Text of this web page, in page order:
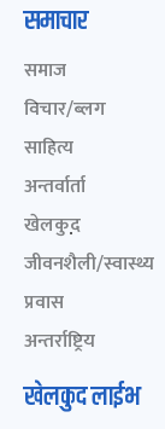
समाचार
समाज
विचार/ब्लग
साहित्य
अन्तर्वार्ता
खेलकुद़़
जीवनशैली/स्वास्थ्य
प्रवास
अन्तर्राष्ट्रिय
खेलकुद लाईभ